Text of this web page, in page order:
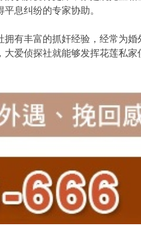
息纠纷的专家协助。
有丰富的抓奸经验，经常为
爱侦探社就能够发挥花莲私